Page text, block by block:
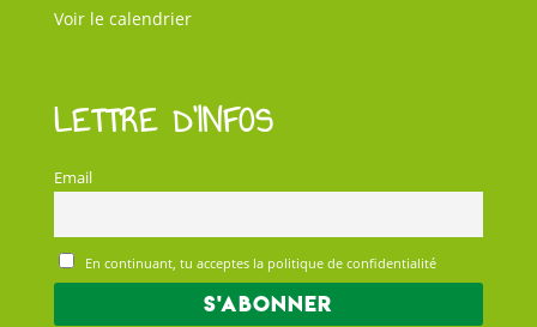
Voir le calendrier
LETTRE D’INFOS
Email
En continuant, tu acceptes la politique de confidentialité